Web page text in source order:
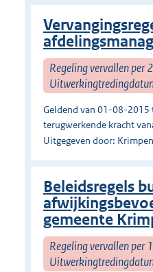
Regeling vervallen
Geldend van 01-08-
terugwerkende kracht
Uitgegeven door:
Beleidsregels
gemeente
Regeling vervallen